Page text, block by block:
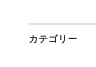
カテゴリー